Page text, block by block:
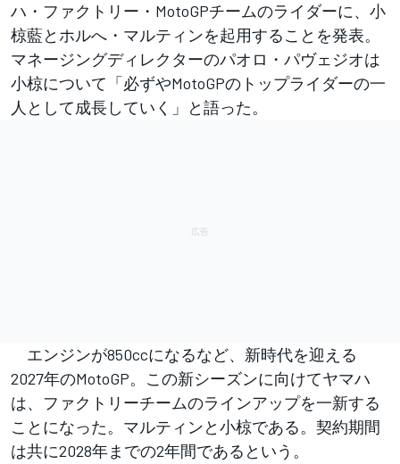
ハ・ファクトリー・MotoGPチームのライダーに、小
椋藍とホルへ・マルティンを起用することを発表。
マネージングディレクターのパオロ・パヴェジオは
小椋について「必ずやMotoGPのトップライダーの一
人として成長していく」と語った。
エンジンが850ccになるなど、新時代を迎える
2027年のMotoGP。この新シーズンに向けてヤマハ
は、ファクトリーチームのラインアップを一新する
ことになった。マルティンと小椋である。契約期間
は共に2028年までの2年間であるという。